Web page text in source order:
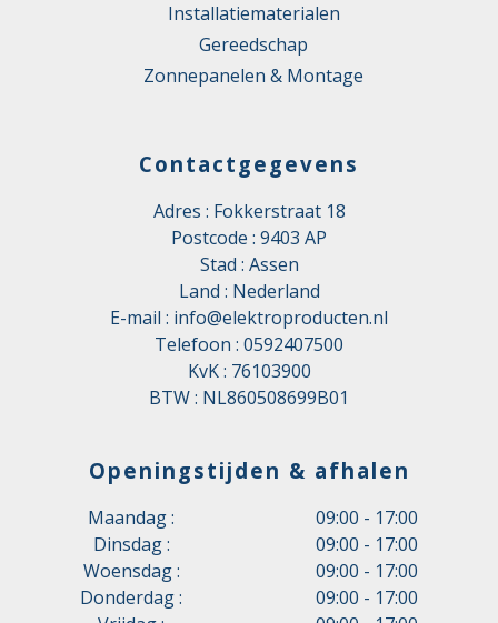
Installatiematerialen
Gereedschap
Zonnepanelen & Montage
Contactgegevens
Adres : Fokkerstraat 18
Postcode : 9403 AP
Stad : Assen
Land : Nederland
E-mail : info@elektroproducten.nl
Telefoon : 0592407500
KvK : 76103900
BTW : NL860508699B01
Openingstijden & afhalen
Maandag :
09:00 - 17:00
Dinsdag :
09:00 - 17:00
Woensdag :
09:00 - 17:00
Donderdag :
09:00 - 17:00